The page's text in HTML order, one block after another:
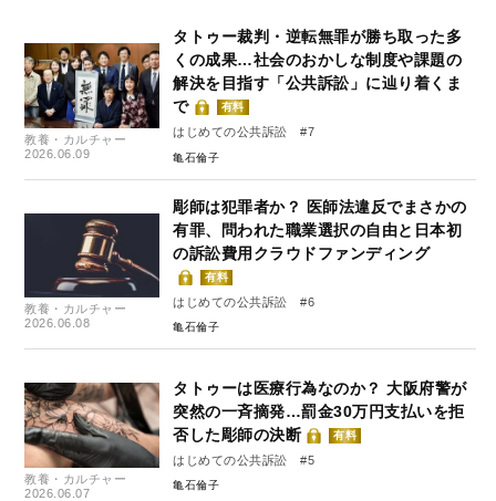
教養・カルチャー
2026.06.09
タトゥー裁判・逆転無罪が勝ち取った多
くの成果…社会のおかしな制度や課題の
解決を目指す「公共訴訟」に辿り着くま
で
有料
はじめての公共訴訟 #7
亀石倫子
教養・カルチャー
2026.06.08
彫師は犯罪者か？ 医師法違反でまさかの
有罪、問われた職業選択の自由と日本初
の訴訟費用クラウドファンディング
有料
はじめての公共訴訟 #6
亀石倫子
教養・カルチャー
2026.06.07
タトゥーは医療行為なのか？ 大阪府警が
突然の一斉摘発…罰金30万円支払いを拒
否した彫師の決断
有料
はじめての公共訴訟 #5
亀石倫子